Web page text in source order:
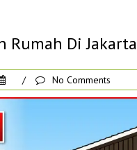
Rumah Di Jakarta
/ No Comments